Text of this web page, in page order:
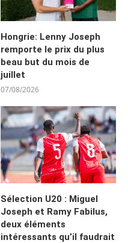
Hongrie: Lenny Joseph
remporte le prix du plus
beau but du mois de
juillet
07/08/2026
Sélection U20 : Miguel
Joseph et Ramy Fabilus,
deux éléments
intéressants qu’il faudrait